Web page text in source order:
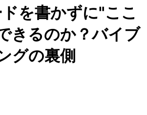
を書かずに"ここ
きるのか？バイブ
グの裏側